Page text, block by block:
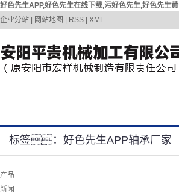
好色先生APP,好色先生在线下载,污好色先生,好色先生
企业分站
网站地图 RSS XML
标签：好色先生APP轴承厂家
产品
新闻